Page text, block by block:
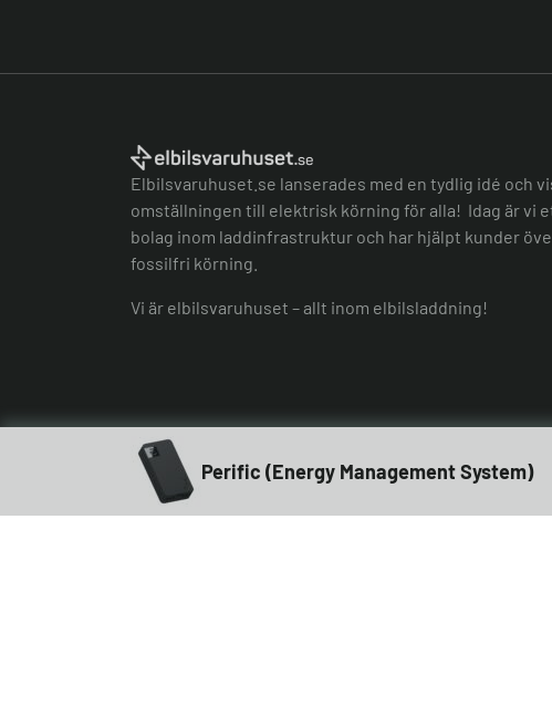
Elbilsvaruhuset.se lanserades med en tydlig idé och
omställningen till elektrisk körning för alla! Idag är vi
bolag inom laddinfrastruktur och har hjälpt kunder
fossilfri körning.
Vi är elbilsvaruhuset – allt inom elbilsladdning!
Perific (Energy Management System)